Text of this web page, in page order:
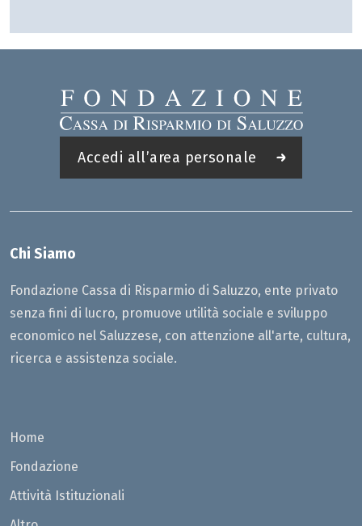
Accedi all’area personale
Chi Siamo
Fondazione Cassa di Risparmio di Saluzzo, ente privato
senza fini di lucro, promuove utilità sociale e sviluppo
economico nel Saluzzese, con attenzione all'arte, cultura,
ricerca e assistenza sociale.
Home
Fondazione
Attività Istituzionali